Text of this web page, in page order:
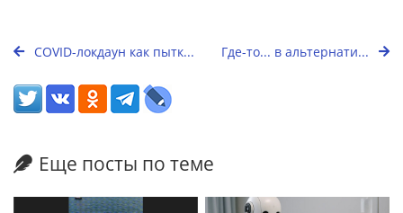
COVID-локдаун как пытк... Где-то... в альтернати...
Еще посты по теме